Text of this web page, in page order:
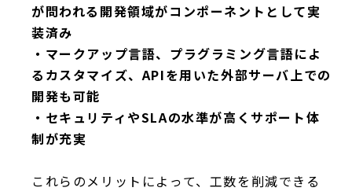
が問われる開発領域がコンポーネントとして実
装済み
・マークアップ言語、プラグラミング言語によ
るカスタマイズ、APIを用いた外部サーバ上での
開発も可能
・セキュリティやSLAの水準が高くサポート体
制が充実
これらのメリットによって、工数を削減できる